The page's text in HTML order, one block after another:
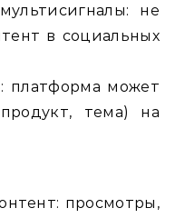
не
в социальных
платформа может
тема) на
просмотры,